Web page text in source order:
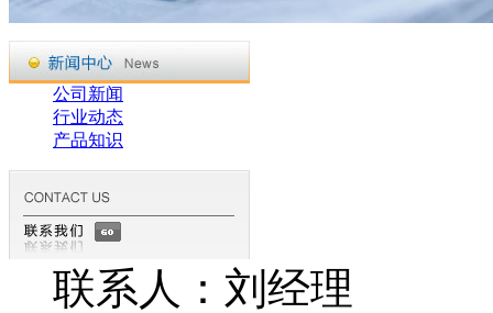
公司新闻
行业动态
产品知识
联系人：刘经理